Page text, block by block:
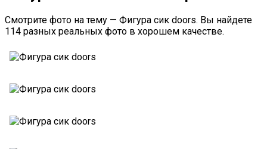
Смотрите фото на тему — Фигура сик doors. Вы найдете
114 разных реальных фото в хорошем качестве.